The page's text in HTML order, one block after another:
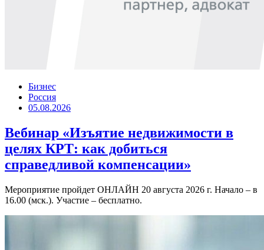
Бизнес
Россия
05.08.2026
Вебинар «Изъятие недвижимости в
целях КРТ: как добиться
справедливой компенсации»
Мероприятие пройдет ОНЛАЙН 20 августа 2026 г. Начало – в
16.00 (мск.). Участие – бесплатно.